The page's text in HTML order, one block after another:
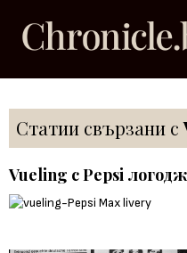
Статии свързани с
Vueling с Pepsi